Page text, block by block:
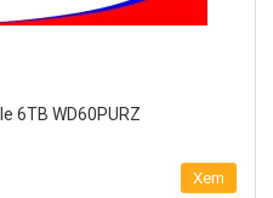
6TB WD60PURZ
Xem